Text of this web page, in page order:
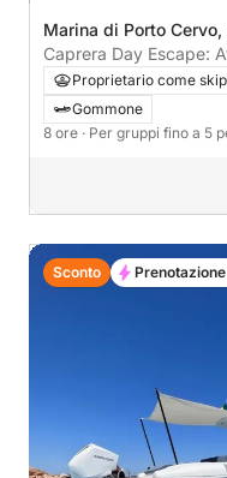
Marina di Porto
Caprera Day Escape:
Proprietario come
Gommone
8 ore · Per gruppi fino a 5
Sconto